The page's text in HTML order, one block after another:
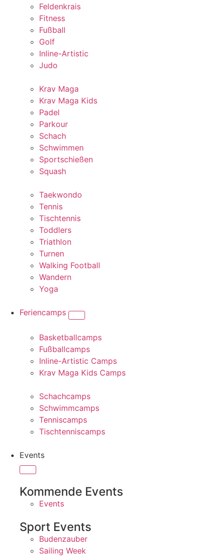
Feldenkrais
Fitness
Fußball
Golf
Inline-Artistic
Judo
Krav Maga
Krav Maga Kids
Padel
Parkour
Schach
Schwimmen
Sportschießen
Squash
Taekwondo
Tennis
Tischtennis
Toddlers
Triathlon
Turnen
Walking Football
Wandern
Yoga
Feriencamps
Basketballcamps
Fußballcamps
Inline-Artistic Camps
Krav Maga Kids Camps
Schachcamps
Schwimmcamps
Tenniscamps
Tischtenniscamps
Events
Kommende Events
Events
Sport Events
Budenzauber
Sailing Week